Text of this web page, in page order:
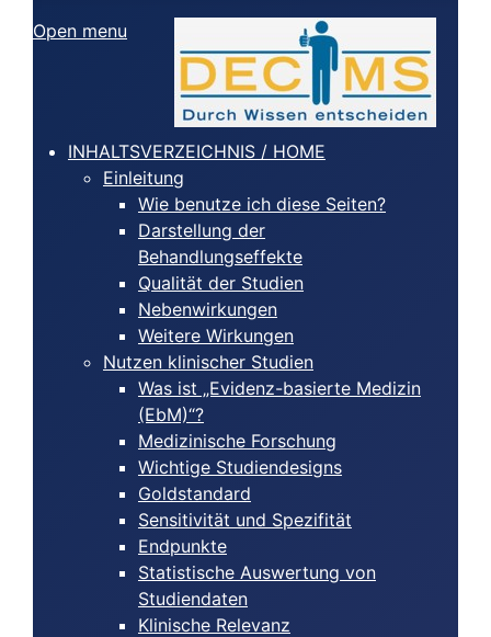
Open menu
INHALTSVERZEICHNIS / HOME
Einleitung
Wie benutze ich diese Seiten?
Darstellung der
Behandlungseffekte
Qualität der Studien
Nebenwirkungen
Weitere Wirkungen
Nutzen klinischer Studien
Was ist „Evidenz-basierte Medizin
(EbM)“?
Medizinische Forschung
Wichtige Studiendesigns
Goldstandard
Sensitivität und Spezifität
Endpunkte
Statistische Auswertung von
Studiendaten
Klinische Relevanz